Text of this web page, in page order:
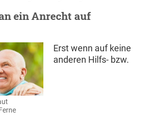
ein Anrecht auf
Erst wenn auf keine
anderen Hilfs- bzw.